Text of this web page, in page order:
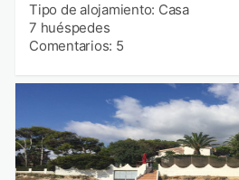
Tipo de alojamiento: Casa
7 huéspedes
Comentarios: 5